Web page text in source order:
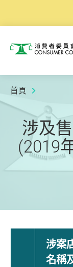
消費者委員會
首頁
涉及
(2019
涉案
名稱